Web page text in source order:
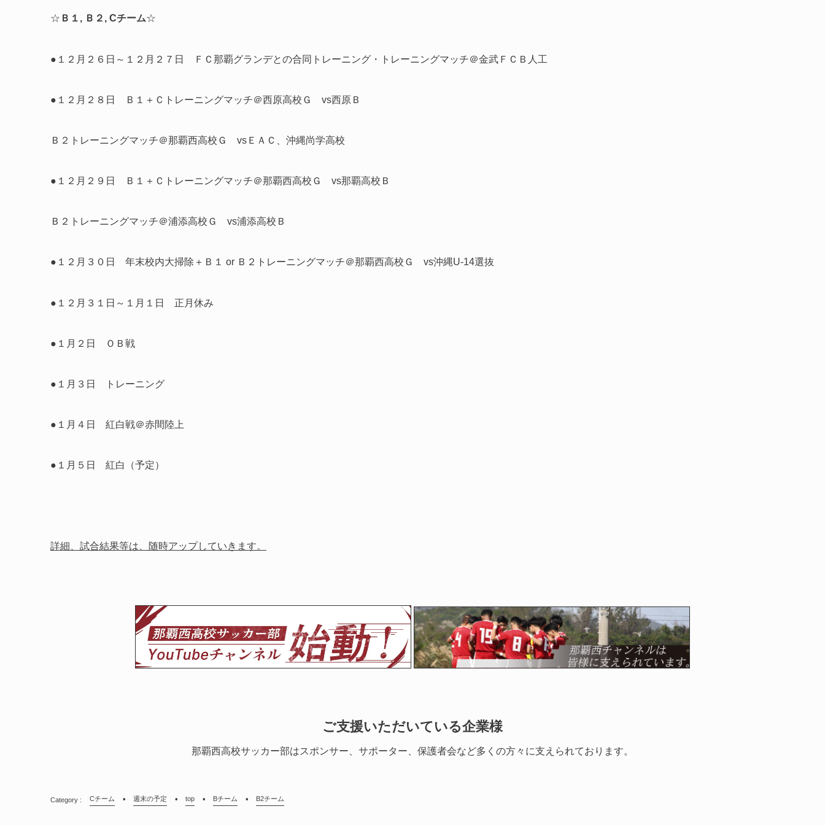
☆ Ｂ１, Ｂ２, Cチーム☆
●１２月２６日～１２月２７日 ＦＣ那覇グランデとの合同トレーニング・トレーニングマッチ＠金武ＦＣＢ人工
●１２月２８日 Ｂ１＋Ｃトレーニングマッチ＠西原高校Ｇ vs西原Ｂ
Ｂ２トレーニングマッチ＠那覇西高校Ｇ vsＥＡＣ、沖縄尚学高校
●１２月２９日 Ｂ１＋Ｃトレーニングマッチ＠那覇西高校Ｇ vs那覇高校Ｂ
Ｂ２トレーニングマッチ＠浦添高校Ｇ vs浦添高校Ｂ
●１２月３０日 年末校内大掃除＋Ｂ１ or Ｂ２トレーニングマッチ＠那覇西高校Ｇ vs沖縄U-14選抜
●１２月３１日～１月１日 正月休み
●１月２日 ＯＢ戦
●１月３日 トレーニング
●１月４日 紅白戦＠赤間陸上
●１月５日 紅白（予定）
詳細、試合結果等は、随時アップしていきます。
ご支援いただいている企業様
那覇西高校サッカー部はスポンサー、サポーター、保護者会など多くの方々に支えられております。
Cチーム 週末の予定 top Bチーム B2チーム